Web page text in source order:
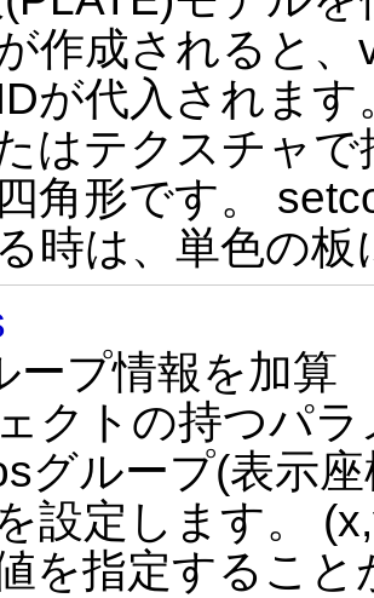
作成されると
が代入されま
はテクスチャ
角形です。
時は、単色の板
ープ情報を加算
クトの持つパ
グループ(表示
設定します。
を指定すること